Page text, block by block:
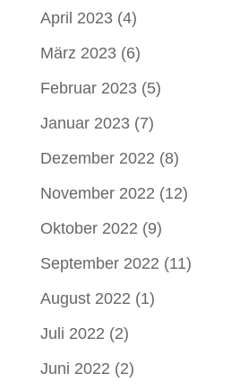
April 2023(4)
März 2023(6)
Februar 2023(5)
Januar 2023(7)
Dezember 2022 (8)
November 2022 (12)
Oktober 2022 (9)
September 2022 (11)
August 2022 (1)
Juli 2022 (2)
Juni 2022 (2)